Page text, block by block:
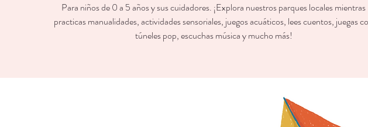
Para niños de 0 a 5 años y sus cuidadores. ¡Explora nuestros parques locales mientras
practicas manualidades, actividades sensoriales, juegos acuáticos, lees cuentos, juegas
túneles pop, escuchas música y mucho más!